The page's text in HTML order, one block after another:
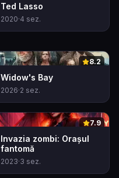
Ted Lasso
2020·4 sez.
8.2
Widow's Bay
2026·2 sez.
7.9
Invazia zombi: Orașul
fantomă
2023·3 sez.